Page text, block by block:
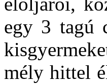
egy 3 tagú
mély hittel